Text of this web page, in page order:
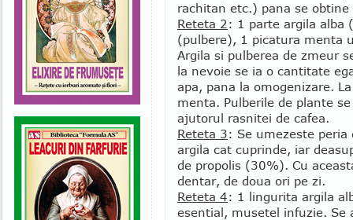
rachitan etc.) pana se
Reteta 2 : 1 parte argila alba
(pulbere), 1 picatura menta
Argila si pulberea de zmeur
la nevoie se ia o cantitate
apa, pana la omogenizare.
menta. Pulberile de plante
ajutorul rasnitei de cafea.
Reteta 3: Se umezeste peria
argila cat cuprinde, iar
de propolis (30%). Cu
dentar, de doua ori pe zi.
Reteta 4: 1 lingurita argila
esential, musetel infuzie. Se